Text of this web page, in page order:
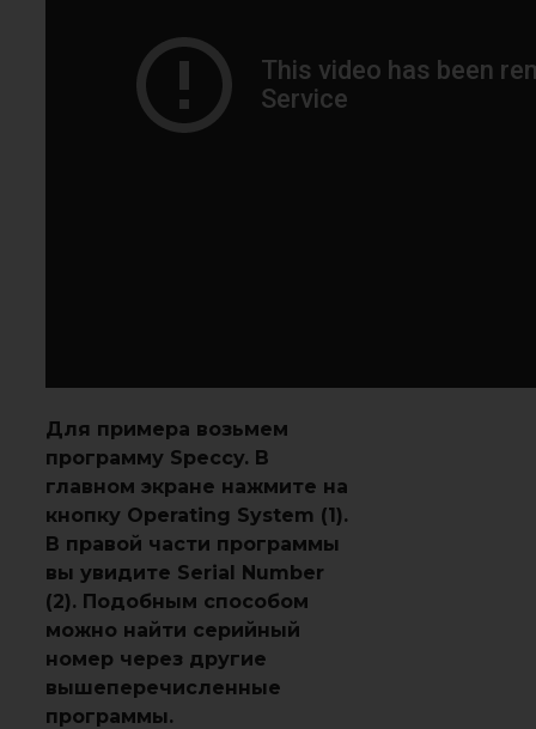
Для примера возьмем
программу Speccy. В
главном экране нажмите на
кнопку Operating System (1).
В правой части программы
вы увидите Serial Number
(2). Подобным способом
можно найти серийный
номер через другие
вышеперечисленные
программы.